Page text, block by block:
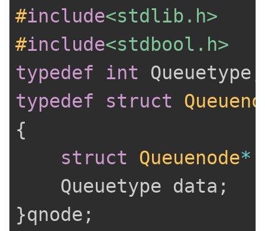
#include<stdlib.h>
#include<stdbool.h>
typedef
int Queuetype
typedef
struct
{
struct
Queuenode*
	Queuetype data
;
}qnode ;